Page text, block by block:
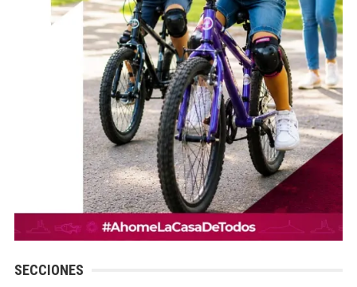
SECCIONES